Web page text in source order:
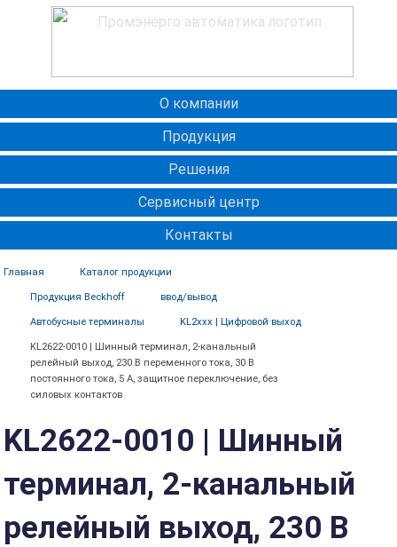
О компании
Продукция
Решения
Сервисный центр
Контакты
Главная Каталог продукции
Продукция Beckhoff ввод/вывод
Автобусные терминалы KL2xxx | Цифровой выход
KL2622-0010 | Шинный терминал, 2-канальный
релейный выход, 230 В переменного тока, 30 В
постоянного тока, 5 А, защитное переключение, без
силовых контактов
KL2622-0010 | Шинный
терминал, 2-канальный
релейный выход, 230 В